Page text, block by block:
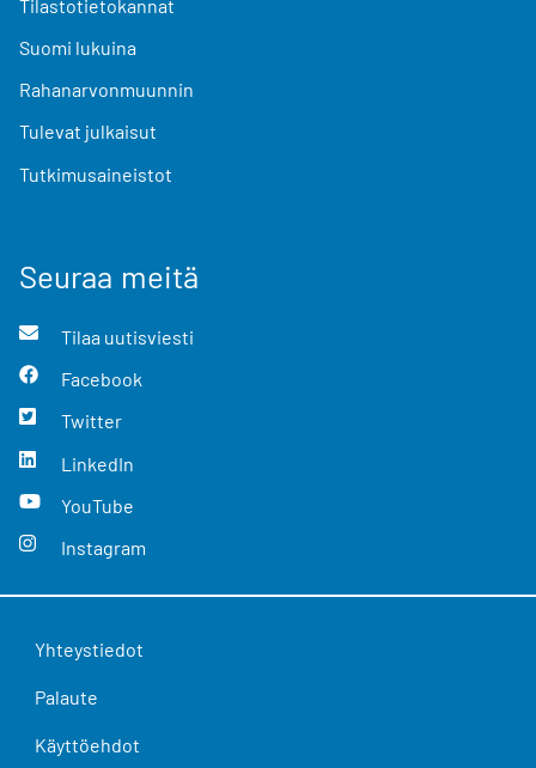
Tilastotietokannat
Suomi lukuina
Rahanarvonmuunnin
Tulevat julkaisut
Tutkimusaineistot
Seuraa meitä
Tilaa uutisviesti
Facebook
Twitter
LinkedIn
YouTube
Instagram
Yhteystiedot
Palaute
Käyttöehdot